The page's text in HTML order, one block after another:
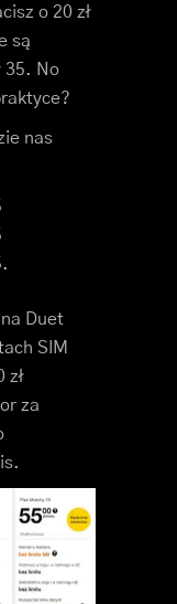
o 20 zł
są
35. No
nas
Duet
SIM
zł
za